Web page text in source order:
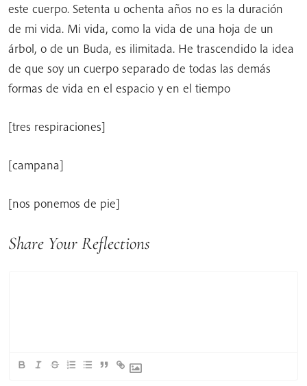
este cuerpo. Setenta u ochenta años no es la duración
de mi vida. Mi vida, como la vida de una hoja de un
árbol, o de un Buda, es ilimitada. He trascendido la idea
de que soy un cuerpo separado de todas las demás
formas de vida en el espacio y en el tiempo
[tres respiraciones]
[campana]
[nos ponemos de pie]
Share Your Reflections